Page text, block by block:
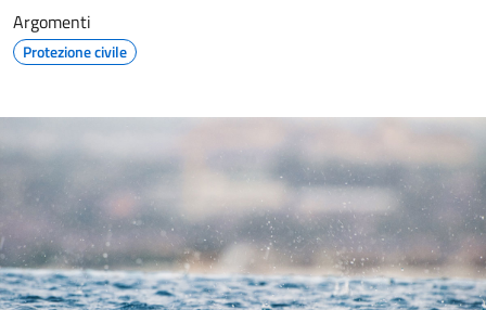
Argomenti
Protezione civile